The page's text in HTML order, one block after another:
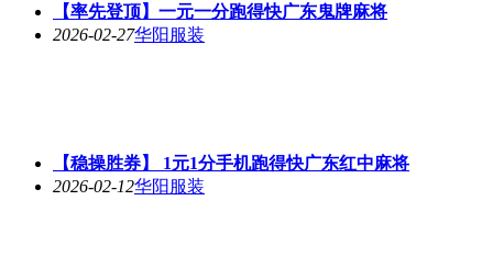
【率先登顶】一元一分跑得快广东鬼牌麻将
2026-02-27华阳服装
【稳操胜券】 1元1分手机跑得快广东红中麻将
2026-02-12华阳服装